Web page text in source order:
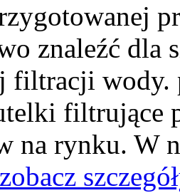
znaleźć
filtracji
filtrujące
na rynku. W
zobacz